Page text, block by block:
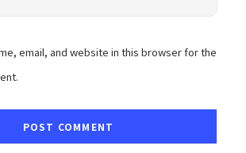
email, and website in this browser for the